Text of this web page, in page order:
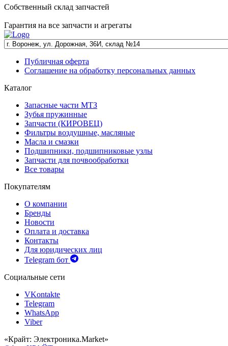
Собственный склад запчастей
Гарантия на все запчасти и агрегаты
Публичная оферта
Соглашение на обработку персональных данных
Каталог
Запасные части МТЗ
Зубья пружинные
Запчасти (КИРОВЕЦ)
Фильтры воздушные, масляные
Масла и смазки
Подшипники, подшипниковые узлы
Запчасти для почвообработки
Все товары
Покупателям
О компании
Бренды
Новости
Оплата и доставка
Контакты
Для юридических лиц
Telegram бот
Социальные сети
VKontakte
Telegram
WhatsApp
Viber
«Крайт: Электроника.Market»